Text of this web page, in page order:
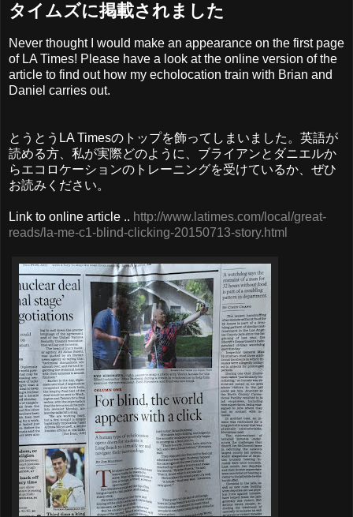
タイムズに掲載されました
Never thought I would make an appearance on the first page
of LA Times! Please have a look at the online version of the
article to find out how my echolocation train with Brian and
Daniel carries out.
とうとうLA Timesのトップを飾ってしまいました。英語が
読める方、私が実際どのように、ブライアンとダニエルか
らエコロケーションのトレーニングを受けているか、ぜひ
お読みください。
Link to online article .. http://www.latimes.com/local/great-
reads/la-me-c1-blind-clicking-20150713-story.html